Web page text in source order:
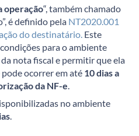
operação“, também chamado
é definido pela NT2020.001
do destinatário. Este
para o ambiente
nota fiscal e permitir que ela
ocorrer em até 10 dias a
da NF-e.
no ambiente
.